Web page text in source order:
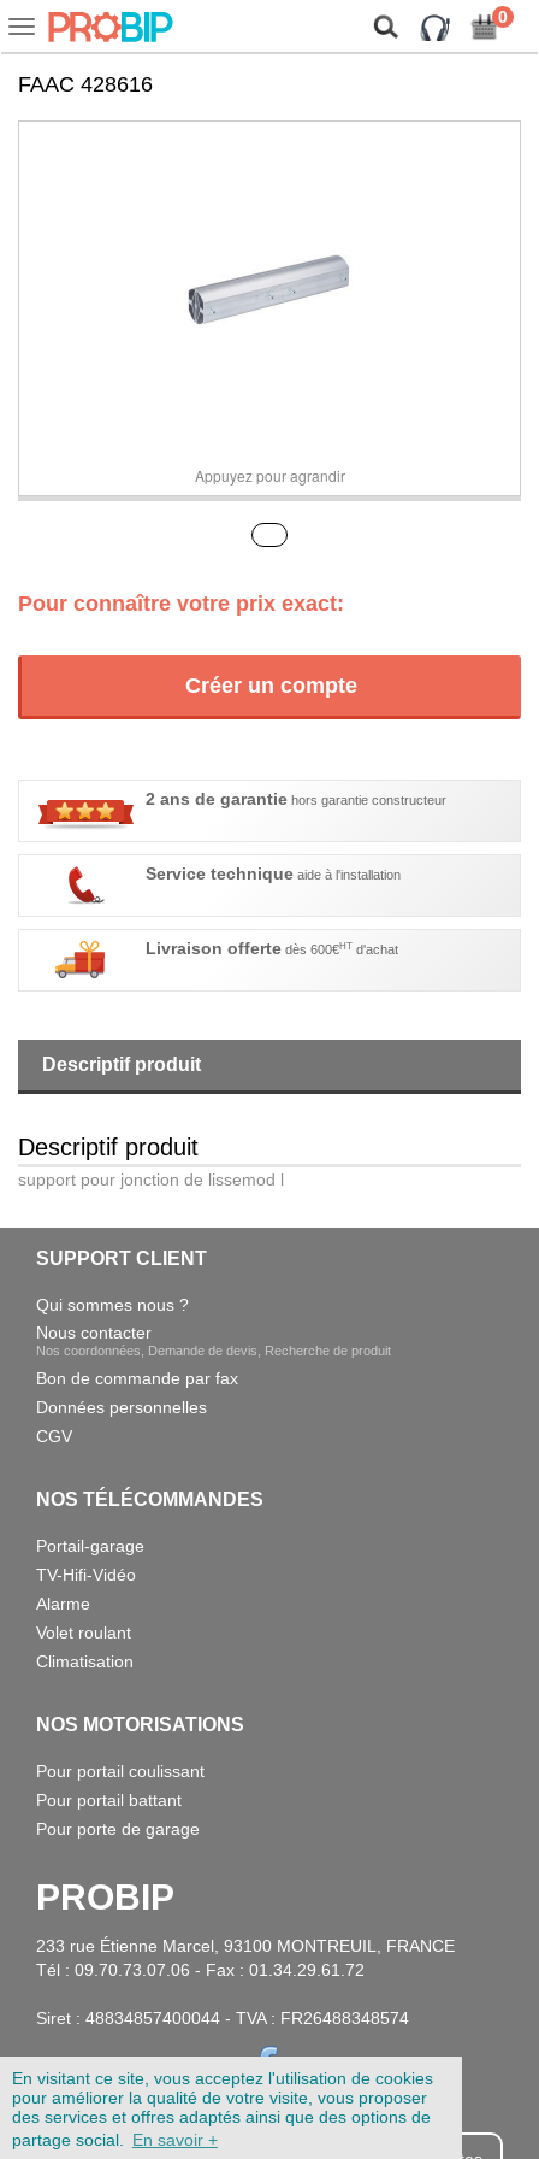
En visitant ce site, vous acceptez l'utilisation de cookies
pour améliorer la qualité de votre visite, vous proposer
des services et offres adaptés ainsi que des options de
partage social.
En savoir +
Voir
ou
cacher
navigation
0
FAAC 428616
Appuyez pour agrandir
Pour connaître votre prix exact:
Créer un compte
2 ans de garantie hors garantie constructeur
Service technique aide à l'installation
Livraison offerte dès 600€HT d'achat
Descriptif produit
Descriptif produit
support pour jonction de lissemod l
SUPPORT CLIENT
Qui sommes nous ?
Nous contacter
Nos coordonnées, Demande de devis, Recherche de produit
Bon de commande par fax
Données personnelles
CGV
NOS TÉLÉCOMMANDES
Portail-garage
TV-Hifi-Vidéo
Alarme
Volet roulant
Climatisation
NOS MOTORISATIONS
Pour portail coulissant
Pour portail battant
Pour porte de garage
PROBIP
233 rue Étienne Marcel, 93100 MONTREUIL, FRANCE
Tél : 09.70.73.07.06 - Fax : 01.34.29.61.72
Siret : 48834857400044 - TVA : FR26488348574
On vous présente nos cookies !